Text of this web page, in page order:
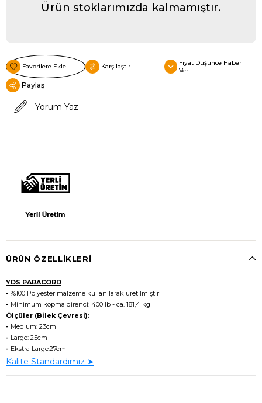
Ürün stoklarımızda kalmamıştır.
Favorilere Ekle Karşılaştır
Fiyat Düşünce Haber
Ver
Paylaş
Yorum Yaz
ÜRÜN ÖZELLIKLERI
YDS PARACORD
- %100 Polyester malzeme kullanılarak üretilmiştir
- Minimum kopma direnci: 400 lb - ca. 181,4 kg
Ölçüler (Bilek Çevresi):
- Medium: 23cm
- Large: 25cm
- Ekstra Large:27cm
Kalite Standardımız ➤